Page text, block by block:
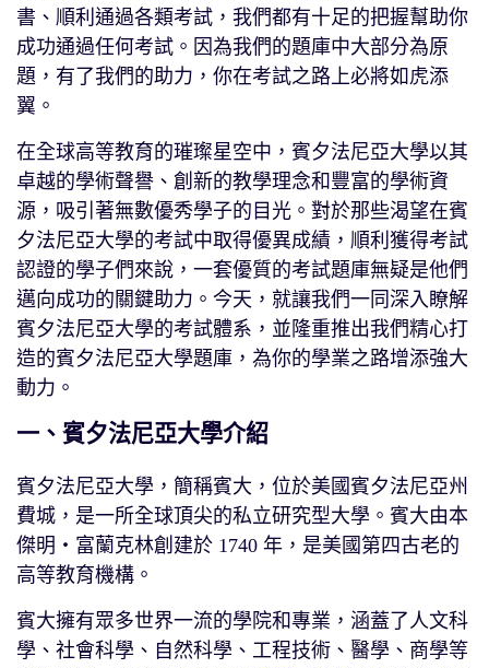
書、順利通過各類考試，我們都有十足的把握幫助你
成功通過任何考試。因為我們的題庫中大部分為原
題，有了我們的助力，你在考試之路上必將如虎添
翼。
在全球高等教育的璀璨星空中，賓夕法尼亞大學以其
卓越的學術聲譽、創新的教學理念和豐富的學術資
源，吸引著無數優秀學子的目光。對於那些渴望在賓
夕法尼亞大學的考試中取得優異成績，順利獲得考試
認證的學子們來說，一套優質的考試題庫無疑是他們
邁向成功的關鍵助力。今天，就讓我們一同深入瞭解
賓夕法尼亞大學的考試體系，並隆重推出我們精心打
造的賓夕法尼亞大學題庫，為你的學業之路增添強大
動力。
一、賓夕法尼亞大學介紹
賓夕法尼亞大學，簡稱賓大，位於美國賓夕法尼亞州
費城，是一所全球頂尖的私立研究型大學。賓大由本
傑明・富蘭克林創建於 1740 年，是美國第四古老的
高等教育機構。
賓大擁有眾多世界一流的學院和專業，涵蓋了人文科
學、社會科學、自然科學、工程技術、醫學、商學等